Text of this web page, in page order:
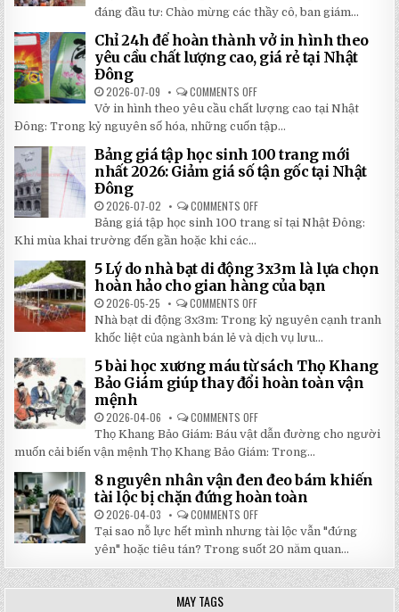
5
BÍ
MẬT
GIÚP
BẠN
TIẾT
KHI
LẮP
ĐẶT
LOẠI
DÙ
CHE
NẮNG
NGOÀI
TRỜI
BỀN
ĐÁNG
ĐẦU
NHẤT
2026
đáng đầu tư: Chào mừng các thầy cô, ban giám...
Chỉ 24h để hoàn thành vở in hình theo
yêu cầu chất lượng cao, giá rẻ tại Nhật
Đông
2026-07-09 COMMENTS OFF
CHỈ
24H
ĐỂ
HOÀN
VỞ
IN
HÌNH
YÊU
CHẤT
LƯỢNG
RẺ
TẠI
NHẬT
ĐÔNG
Vở in hình theo yêu cầu chất lượng cao tại Nhật
Đông: Trong kỷ nguyên số hóa, những cuốn tập...
Bảng giá tập học sinh 100 trang mới
nhất 2026: Giảm giá số tận gốc tại Nhật
Đông
2026-07-02 COMMENTS OFF
BẢNG
GIÁ
100
TRANG
MỚI
2026:
GIẢM
GIÁ
SỐ
TẬN
GỐC
TẠI
NHẬT
Bảng giá tập học sinh 100 trang sỉ tại Nhật Đông:
Khi mùa khai trường đến gần hoặc khi các...
5 Lý do nhà bạt di động 3x3m là lựa chọn
hoàn hảo cho gian hàng của bạn
2026-05-25 COMMENTS OFF
5
LÝ
DO
NHÀ
BẠT
DI
ĐỘNG
3X3M
LỰA
HOÀN
HẢO
CHO
HÀNG
CỦA
BẠN
Nhà bạt di động 3x3m: Trong kỷ nguyên cạnh tranh
khốc liệt của ngành bán lẻ và dịch vụ lưu...
5 bài học xương máu từ sách Thọ Khang
Bảo Giám giúp thay đổi hoàn toàn vận
mệnh
2026-04-06 COMMENTS OFF
5
BÀI
HỌC
XƯƠNG
MÁU
TỪ
SÁCH
THỌ
BẢO
GIÁM
GIÚP
THAY
ĐỔI
HOÀN
TOÀN
Thọ Khang Bảo Giám: Báu vật dẫn đường cho người
muốn cải biến vận mệnh Thọ Khang Bảo Giám: Trong...
8 nguyên nhân vận đen đeo bám khiến
tài lộc bị chặn đứng hoàn toàn
2026-04-03 COMMENTS OFF
NGUYÊN
NHÂN
VẬN
ĐEN
ĐEO
BÁM
Tại sao nỗ lực hết mình nhưng tài lộc vẫn "đứng
yên" hoặc tiêu tán? Trong suốt 20 năm quan...
MAY TAGS